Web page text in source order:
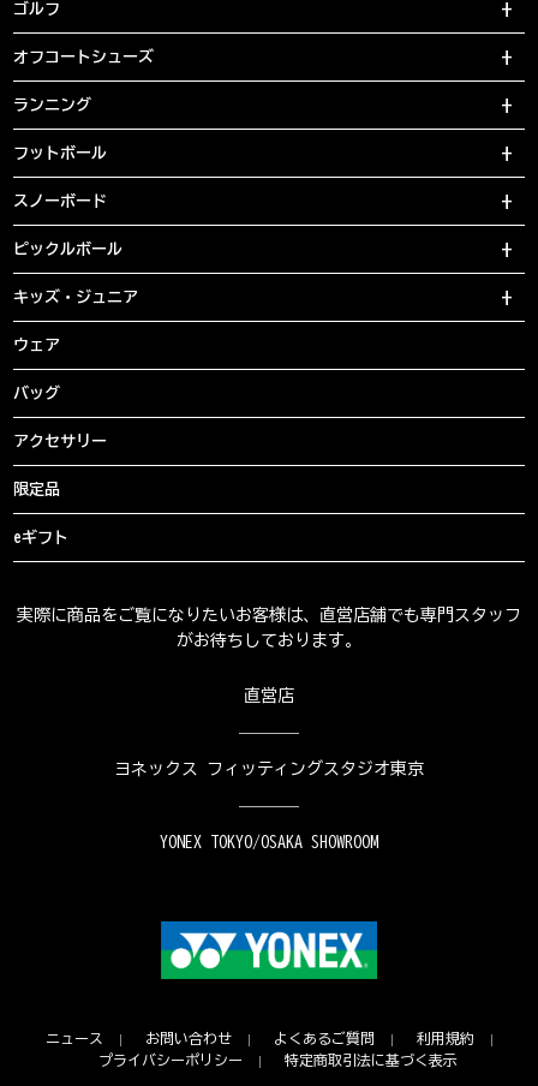
ゴルフ
オフコートシューズ
ランニング
フットボール
スノーボード
ピックルボール
キッズ・ジュニア
ウェア
バッグ
アクセサリー
限定品
eギフト
実際に商品をご覧になりたいお客様は、直営店舗でも専門スタッフ
がお待ちしております。
直営店
ヨネックス フィッティングスタジオ東京
YONEX TOKYO/OSAKA SHOWROOM
ニュース お問い合わせ よくあるご質問
利用規約
プライバシーポリシー
特定商取引法に基づく表示